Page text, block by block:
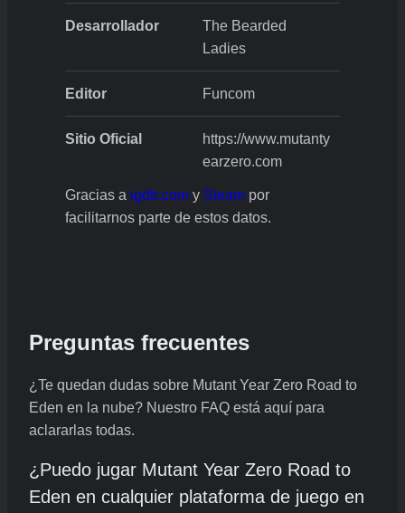
Desarrollador
The Bearded
Ladies
Editor Funcom
Sitio Oficial
https://www.mutanty
earzero.com
Gracias a igdb.com y Steam por
facilitarnos parte de estos datos.
Preguntas frecuentes
¿Te quedan dudas sobre Mutant Year Zero Road to
Eden en la nube? Nuestro FAQ está aquí para
aclararlas todas.
¿Puedo jugar Mutant Year Zero Road to
Eden en cualquier plataforma de juego en